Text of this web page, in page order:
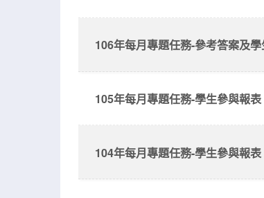
106年每月專題任務-參考答案及
105年每月專題任務-學生參與報表
104年每月專題任務-學生參與報表